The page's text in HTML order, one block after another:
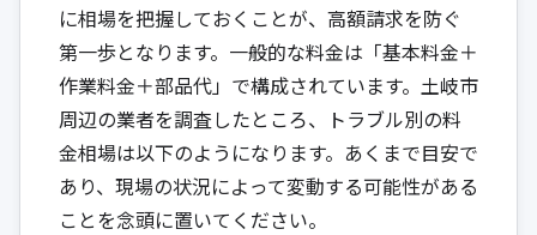
に相場を把握しておくことが、高額請求を防ぐ
第一歩となります。一般的な料金は「基本料金＋
作業料金＋部品代」で構成されています。土岐市
周辺の業者を調査したところ、トラブル別の料
金相場は以下のようになります。あくまで目安で
あり、現場の状況によって変動する可能性がある
ことを念頭に置いてください。